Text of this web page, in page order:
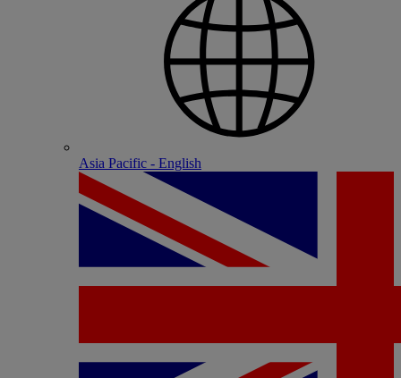
Asia Pacific - English